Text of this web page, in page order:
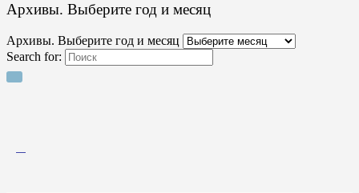
Архивы. Выберите год и месяц
Архивы. Выберите год и месяц
Search for: